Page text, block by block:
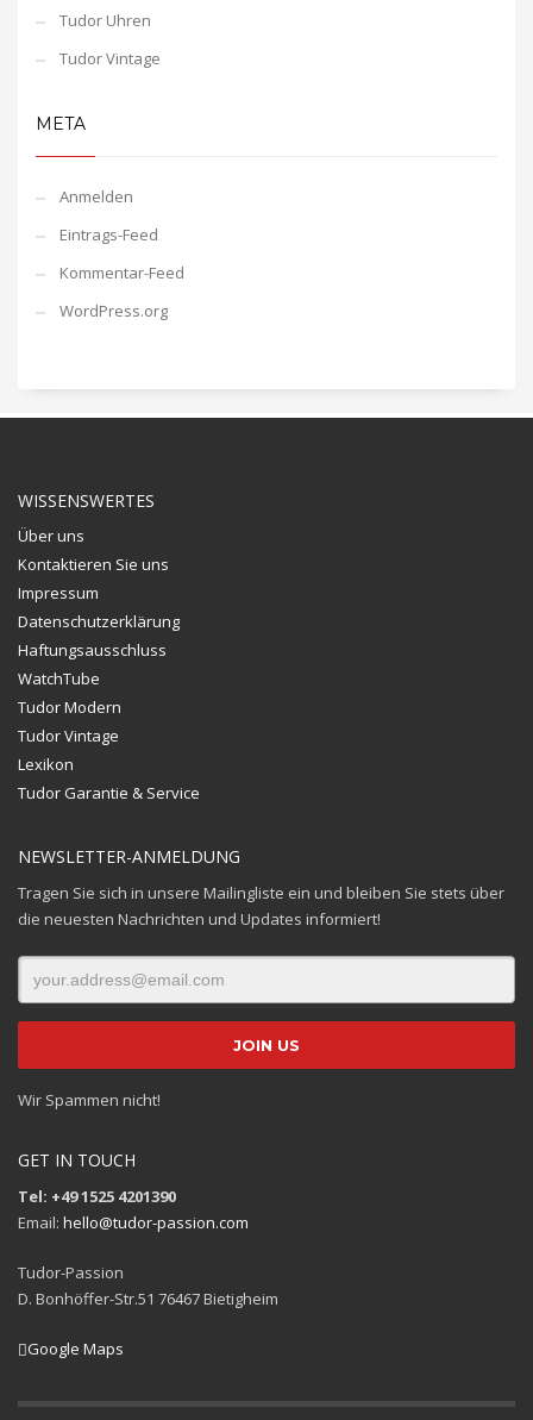
Tudor Uhren
Tudor Vintage
META
Anmelden
Eintrags-Feed
Kommentar-Feed
WordPress.org
WISSENSWERTES
Über uns
Kontaktieren Sie uns
Impressum
Datenschutzerklärung
Haftungsausschluss
WatchTube
Tudor Modern
Tudor Vintage
Lexikon
Tudor Garantie & Service
NEWSLETTER-ANMELDUNG
Tragen Sie sich in unsere Mailingliste ein und bleiben Sie stets über
die neuesten Nachrichten und Updates informiert!
Wir Spammen nicht!
GET IN TOUCH
Tel: +49 1525 4201390
Email: hello@tudor-passion.com
Tudor-Passion
D. Bonhöffer-Str.51 76467 Bietigheim
Google Maps